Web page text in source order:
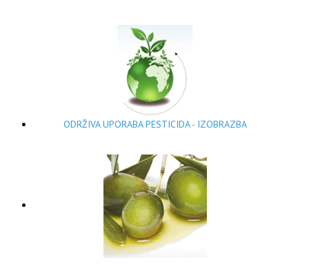
ODRŽIVA UPORABA PESTICIDA - IZOBRAZBA